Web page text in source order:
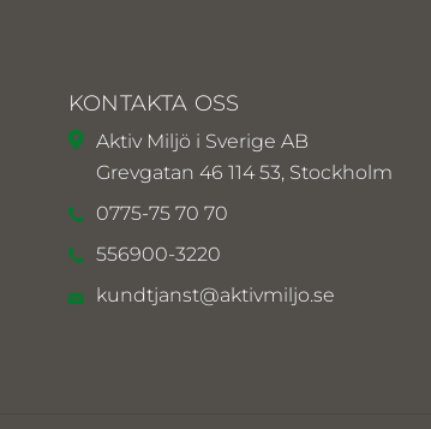
KONTAKTA OSS
Aktiv Miljö i Sverige AB
Grevgatan 46 114 53, Stockholm
0775-75 70 70
556900-3220
kundtjanst@aktivmiljo.se